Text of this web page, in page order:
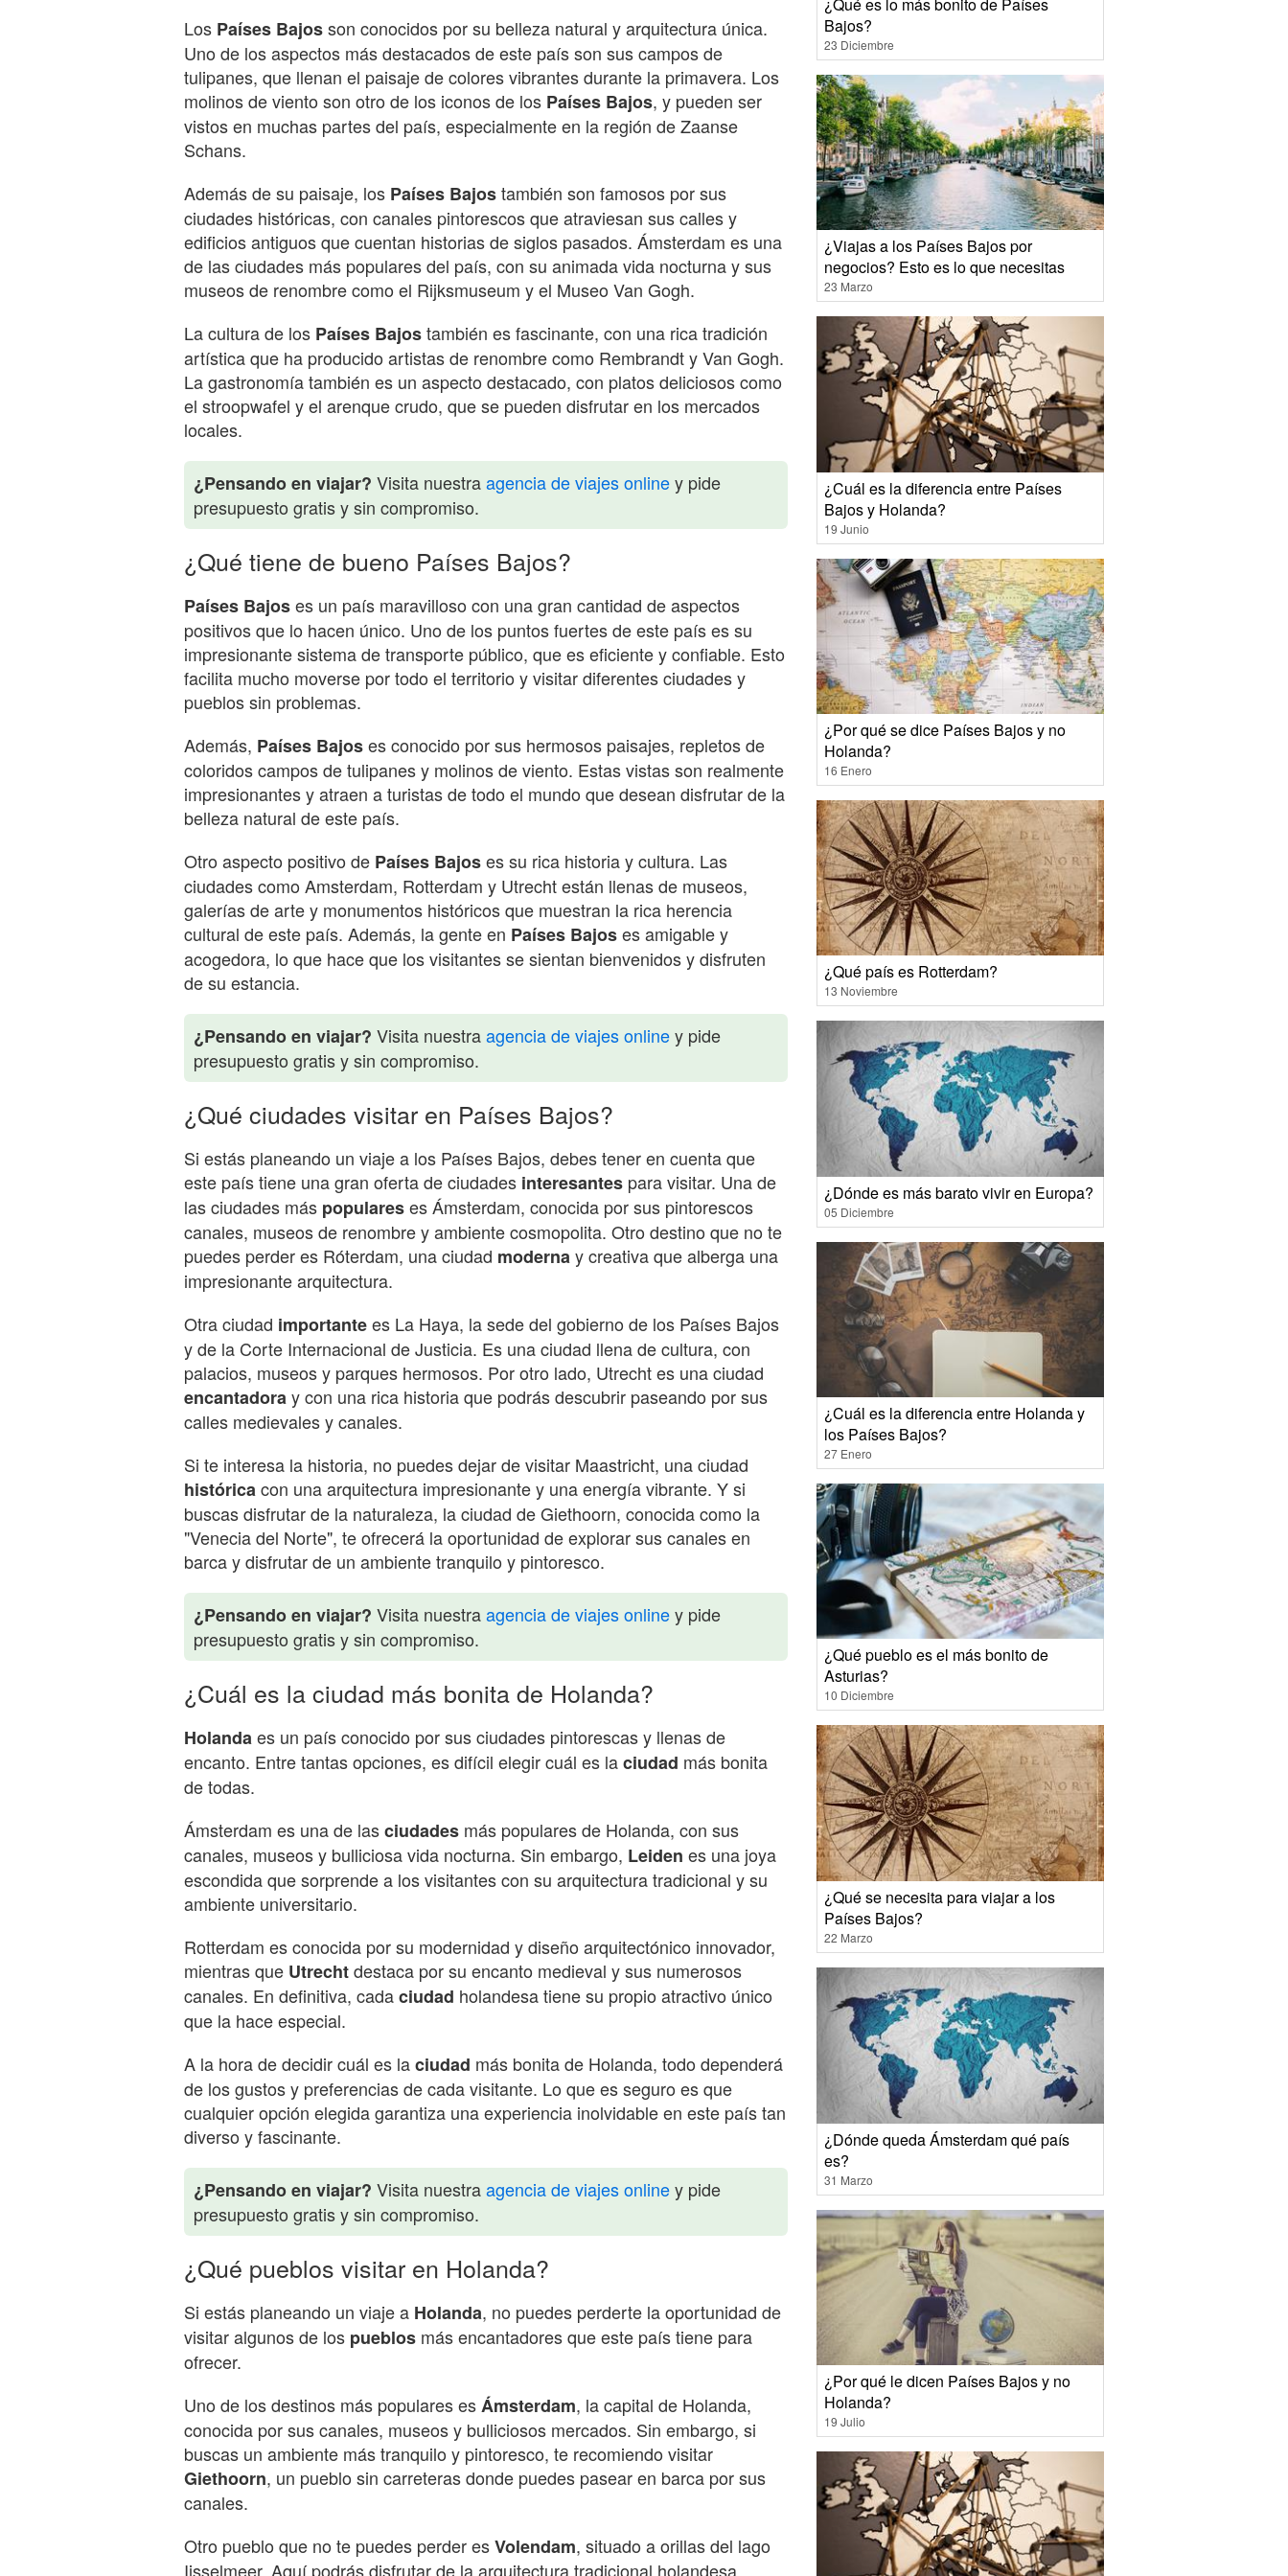
Los Países Bajosson conocidos por su belleza natural y arquitectura única.
Uno de los aspectos más destacados de este país son sus campos de
tulipanes, que llenan el paisaje de colores vibrantes durante la primavera. Los
molinos de viento son otro de los iconos de los Países Bajos, y pueden ser
vistos en muchas partes del país, especialmente en la región de Zaanse
Schans.
Además de su paisaje, los Países Bajostambién son famosos por sus
ciudades históricas, con canales pintorescos que atraviesan sus calles y
edificios antiguos que cuentan historias de siglos pasados. Ámsterdam es una
de las ciudades más populares del país, con su animada vida nocturna y sus
museos de renombre como el Rijksmuseum y el Museo Van Gogh.
La cultura de los Países Bajostambién es fascinante, con una rica tradición
artística que ha producido artistas de renombre como Rembrandt y Van Gogh.
La gastronomía también es un aspecto destacado, con platos deliciosos como
el stroopwafel y el arenque crudo, que se pueden disfrutar en los mercados
locales.
¿Pensando en viajar? Visita nuestraagencia de viajes onliney pide
presupuesto gratis y sin compromiso.
¿Qué tiene de bueno Países Bajos?
Países Bajoses un país maravilloso con una gran cantidad de aspectos
positivos que lo hacen único. Uno de los puntos fuertes de este país es su
impresionante sistema de transporte público, que es eficiente y confiable. Esto
facilita mucho moverse por todo el territorio y visitar diferentes ciudades y
pueblos sin problemas.
Además, Países Bajoses conocido por sus hermosos paisajes, repletos de
coloridos campos de tulipanes y molinos de viento. Estas vistas son realmente
impresionantes y atraen a turistas de todo el mundo que desean disfrutar de la
belleza natural de este país.
Otro aspecto positivo de Países Bajoses su rica historia y cultura. Las
ciudades como Amsterdam, Rotterdam y Utrecht están llenas de museos,
galerías de arte y monumentos históricos que muestran la rica herencia
cultural de este país. Además, la gente en Países Bajoses amigable y
acogedora, lo que hace que los visitantes se sientan bienvenidos y disfruten
de su estancia.
¿Pensando en viajar? Visita nuestraagencia de viajes onliney pide
presupuesto gratis y sin compromiso.
¿Qué ciudades visitar en Países Bajos?
Si estás planeando un viaje a los Países Bajos, debes tener en cuenta que
este país tiene una gran oferta de ciudades interesantes para visitar. Una de
las ciudades más populareses Ámsterdam, conocida por sus pintorescos
canales, museos de renombre y ambiente cosmopolita. Otro destino que no te
puedes perder es Róterdam, una ciudad modernay creativa que alberga una
impresionante arquitectura.
Otra ciudad importantees La Haya, la sede del gobierno de los Países Bajos
y de la Corte Internacional de Justicia. Es una ciudad llena de cultura, con
palacios, museos y parques hermosos. Por otro lado, Utrecht es una ciudad
encantadoray con una rica historia que podrás descubrir paseando por sus
calles medievales y canales.
Si te interesa la historia, no puedes dejar de visitar Maastricht, una ciudad
históricacon una arquitectura impresionante y una energía vibrante. Y si
buscas disfrutar de la naturaleza, la ciudad de Giethoorn, conocida como la
"Venecia del Norte", te ofrecerá la oportunidad de explorar sus canales en
barca y disfrutar de un ambiente tranquilo y pintoresco.
¿Pensando en viajar? Visita nuestraagencia de viajes onliney pide
presupuesto gratis y sin compromiso.
¿Cuál es la ciudad más bonita de Holanda?
Holandaes un país conocido por sus ciudades pintorescas y llenas de
encanto. Entre tantas opciones, es difícil elegir cuál es laciudad más bonita
de todas.
Ámsterdam es una de lasciudades más populares de Holanda, con sus
canales, museos y bulliciosa vida nocturna. Sin embargo, Leiden es una joya
escondida que sorprende a los visitantes con su arquitectura tradicional y su
ambiente universitario.
Rotterdam es conocida por su modernidad y diseño arquitectónico innovador,
mientras que Utrechtdestaca por su encanto medieval y sus numerosos
canales. En definitiva, cadaciudad holandesa tiene su propio atractivo único
que la hace especial.
A la hora de decidir cuál es laciudad más bonita de Holanda, todo dependerá
de los gustos y preferencias de cada visitante. Lo que es seguro es que
cualquier opción elegida garantiza una experiencia inolvidable en este país tan
diverso y fascinante.
¿Pensando en viajar? Visita nuestraagencia de viajes onliney pide
presupuesto gratis y sin compromiso.
¿Qué pueblos visitar en Holanda?
Si estás planeando un viaje a Holanda, no puedes perderte la oportunidad de
visitar algunos de los pueblos más encantadores que este país tiene para
ofrecer.
Uno de los destinos más populares esÁmsterdam, la capital de Holanda,
conocida por sus canales, museos y bulliciosos mercados. Sin embargo, si
buscas un ambiente más tranquilo y pintoresco, te recomiendo visitar
Giethoorn, un pueblo sin carreteras donde puedes pasear en barca por sus
canales.
Otro pueblo que no te puedes perder esVolendam, situado a orillas del lago
Ijsselmeer. Aquí podrás disfrutar de la arquitectura tradicional holandesa,
Bajos?
23 Diciembre
¿Viajas a los Países Bajos por
negocios? Esto es lo que necesitas
23 Marzo
¿Cuál es la diferencia entre Países
Bajos y Holanda?
19 Junio
¿Por qué se dice Países Bajos y no
Holanda?
16 Enero
¿Qué país es Rotterdam?
13 Noviembre
¿Dónde es más barato vivir en Europa?
05 Diciembre
¿Cuál es la diferencia entre Holanda y
los Países Bajos?
27 Enero
¿Qué pueblo es el más bonito de
Asturias?
10 Diciembre
¿Qué se necesita para viajar a los
Países Bajos?
22 Marzo
¿Dónde queda Ámsterdam qué país
es?
31 Marzo
¿Por qué le dicen Países Bajos y no
Holanda?
19 Julio